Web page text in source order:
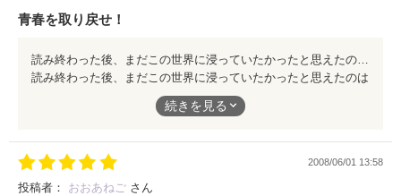
青春を取り戻せ！
読み終わった後、まだこの世界に浸っていたかったと思えたのはｼﾄﾞﾆｰｼｪﾙﾀﾞﾝ以来かな？ 上質のミステリーでした。
読み終わった後、まだこの世界に浸っていたかったと思えたのは
ｼﾄﾞﾆｰｼｪﾙﾀﾞﾝ以来かな？ 上質のミステリーでした。
続きを見る
2008/06/01 13:58
投稿者： おおあねご さん